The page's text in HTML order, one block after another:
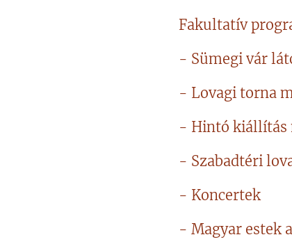
Fakultatív
- Sümegi vár
- Lovagi torna
- Hintó kiállítás
- Szabadtéri
- Koncertek
- Magyar estek